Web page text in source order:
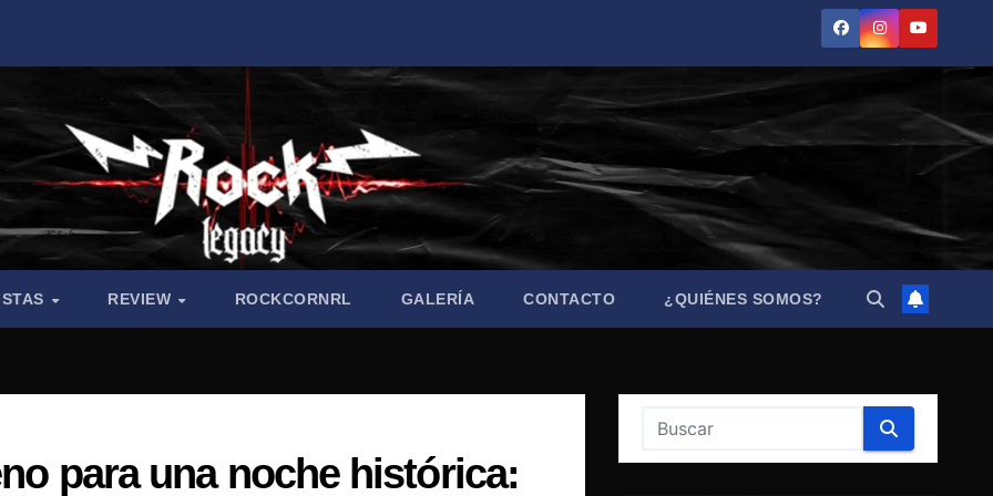
REVIEW ROCKCORNRL GALERÍA CONTACTO ¿QUIÉNES SOMOS?
para una noche histórica: